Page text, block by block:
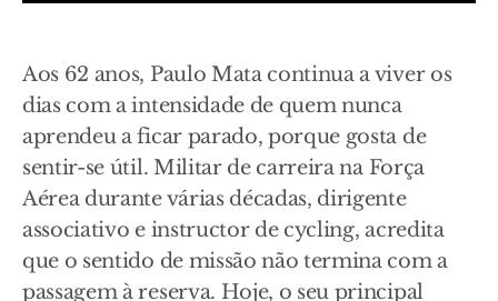
Aos 62 anos, Paulo Mata continua a viver os
dias com a intensidade de quem nunca
aprendeu a ficar parado, porque gosta de
sentir-se útil. Militar de carreira na Força
Aérea durante várias décadas, dirigente
associativo e instructor de cycling, acredita
que o sentido de missão não termina com a
passagem à reserva. Hoje, o seu principal